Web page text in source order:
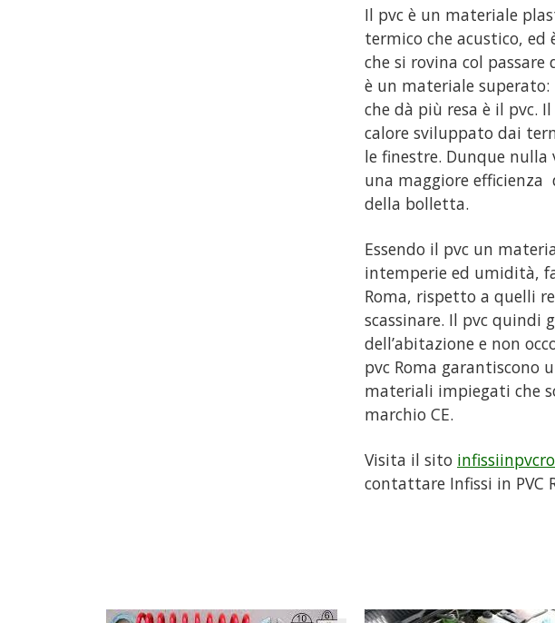
Il pvc è un materiale
termico che acustico,
che si rovina col
è un materiale
che dà più resa è il pvc.
calore sviluppato dai
le finestre. Dunque nulla
una maggiore
della bolletta.
Essendo il pvc un
intemperie ed umidità,
Roma, rispetto a quelli
scassinare. Il pvc quindi
dell’abitazione e non
pvc Roma garantiscono
materiali impiegati che
marchio CE.
Visita il sito
contattare Infissi in PVC